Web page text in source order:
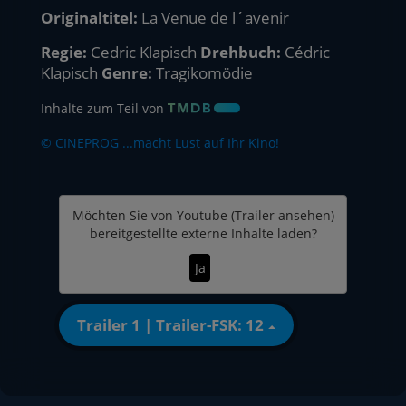
Originaltitel: La Venue de l´avenir
Regie: Cedric Klapisch Drehbuch: Cédric
Klapisch Genre: Tragikomödie
Inhalte zum Teil von
© CINEPROG ...macht Lust auf Ihr Kino!
Möchten Sie von Youtube (Trailer ansehen)
bereitgestellte externe Inhalte laden?
Ja
Trailer 1 | Trailer-FSK: 12